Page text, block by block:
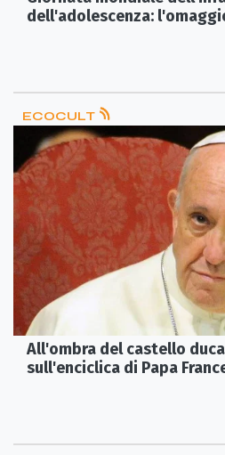
dell'adolescenza:
ECOCULT
All'ombra del castello
sull'enciclica di Papa